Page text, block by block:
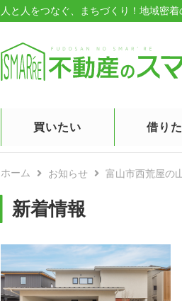
人と人をつなぐ、まちづくり！ 地域密着
買いたい 借り
ホーム お知らせ 富山市西荒屋の
新着情報